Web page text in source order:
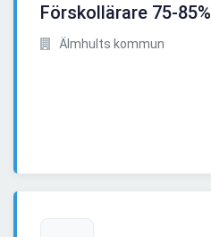
Förskollärare 75-85%
Älmhults kommun